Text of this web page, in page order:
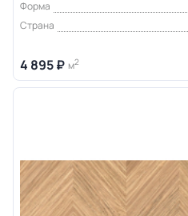
Форма
Страна
4 895 ₽ м2